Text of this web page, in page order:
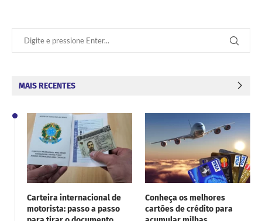
MAIS RECENTES
Carteira internacional de
motorista: passo a passo
Conheça os melhores
cartões de crédito para